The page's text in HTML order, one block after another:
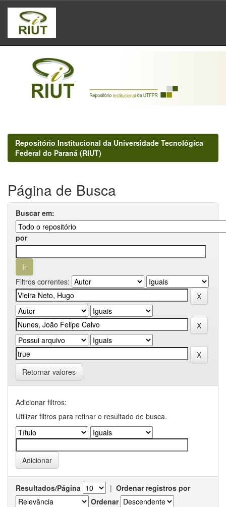
Skip
navigation
Repositório Institucional da Universidade Tecnológica
Federal do Paraná (RIUT)
Página de Busca
Buscar em:
por
Filtros correntes:
Retornar valores
Adicionar filtros:
Utilizar filtros para refinar o resultado de busca.
Resultados/Página | Ordenar registros por
Ordenar